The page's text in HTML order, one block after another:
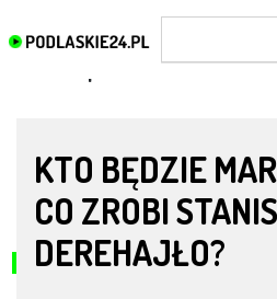
KTO BĘDZIE
CO ZROBI
DEREHAJŁO?